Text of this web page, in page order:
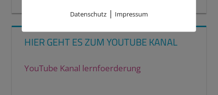
HIER GEHT ES ZUM YOUTUBE KANAL
YouTube Kanal lernfoerderung
Datenschutz| Impressum